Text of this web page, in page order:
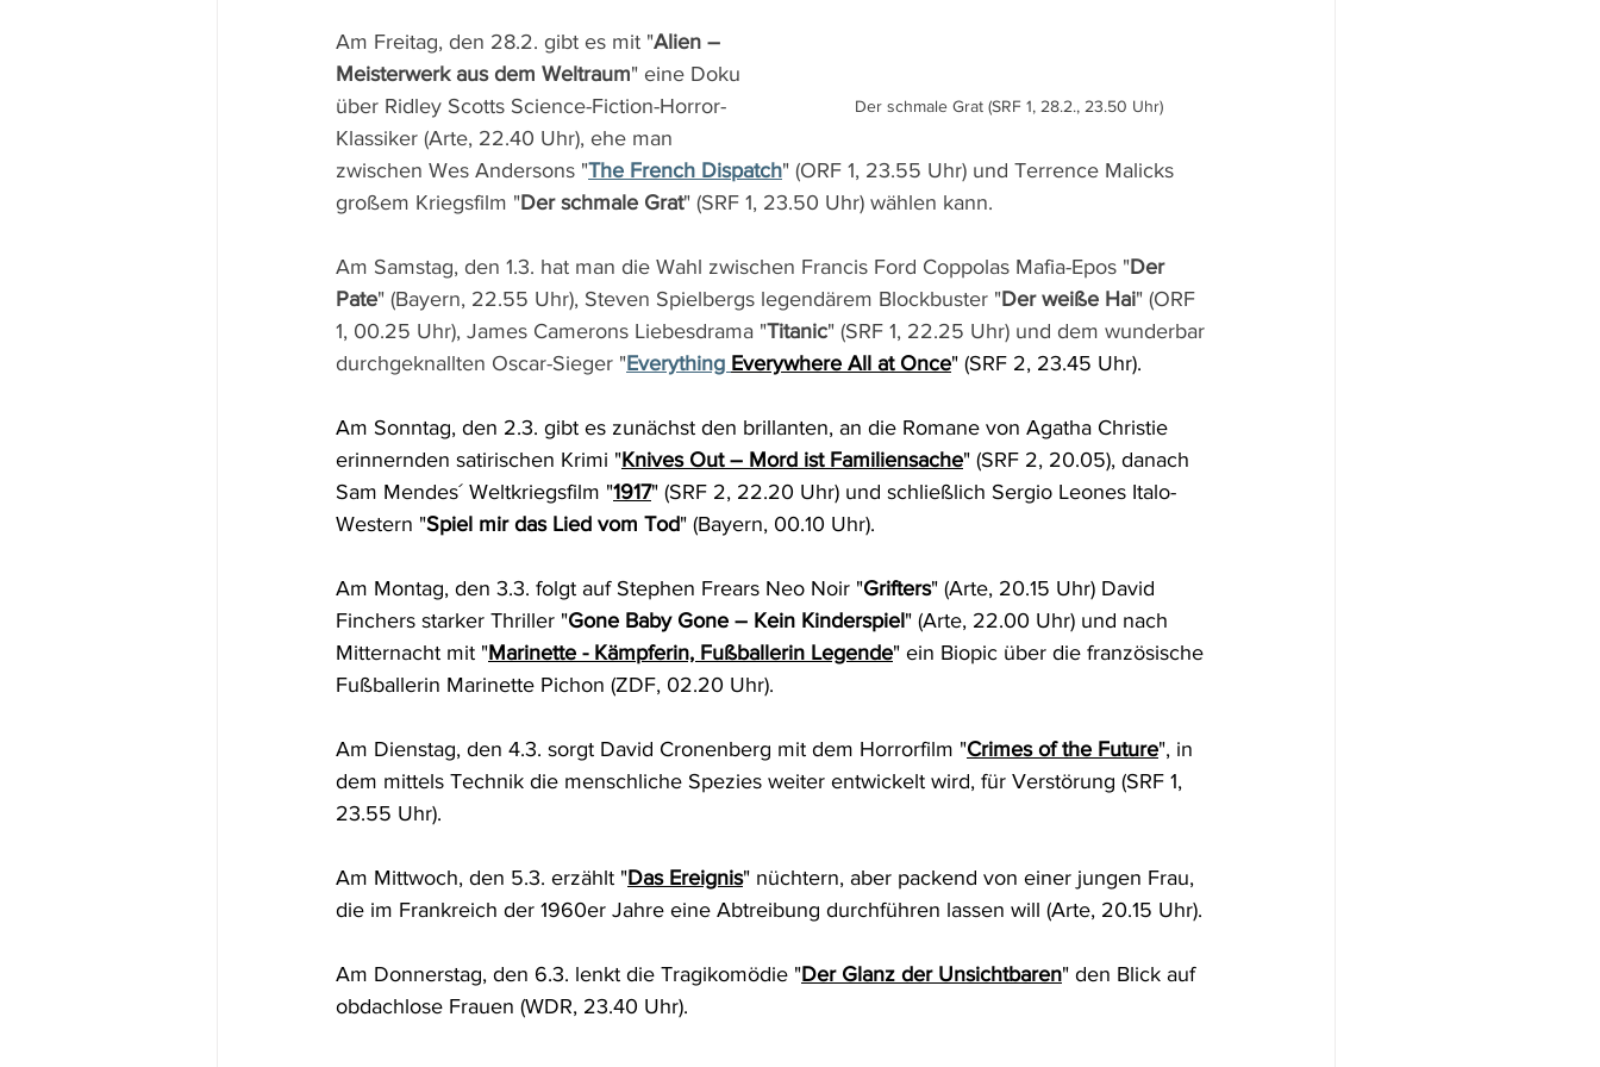
Der schmale Grat (SRF 1, 28.2., 23.50 Uhr)
Am Freitag, den 28.2. gibt es mit "Alien –
Meisterwerk aus dem Weltraum" eine Doku
über Ridley Scotts Science-Fiction-Horror-
Klassiker (Arte, 22.40 Uhr), ehe man
zwischen Wes Andersons "The French Dispatch" (ORF 1, 23.55 Uhr) und Terrence Malicks
großem Kriegsfilm "Der schmale Grat" (SRF 1, 23.50 Uhr) wählen kann.
Am Samstag, den 1.3. hat man die Wahl zwischen Francis Ford Coppolas Mafia-Epos "Der
Pate" (Bayern, 22.55 Uhr), Steven Spielbergs legendärem Blockbuster "Der weiße Hai" (ORF
1, 00.25 Uhr), James Camerons Liebesdrama "Titanic" (SRF 1, 22.25 Uhr) und dem wunderbar
durchgeknallten Oscar-Sieger "Everything Everywhere All at Once" (SRF 2, 23.45 Uhr).
Am Sonntag, den 2.3. gibt es zunächst den brillanten, an die Romane von Agatha Christie
erinnernden satirischen Krimi "Knives Out – Mord ist Familiensache" (SRF 2, 20.05), danach
Sam Mendes´ Weltkriegsfilm "1917" (SRF 2, 22.20 Uhr) und schließlich Sergio Leones Italo-
Western "Spiel mir das Lied vom Tod" (Bayern, 00.10 Uhr).
Am Montag, den 3.3. folgt auf Stephen Frears Neo Noir "Grifters" (Arte, 20.15 Uhr) David
Finchers starker Thriller "Gone Baby Gone – Kein Kinderspiel" (Arte, 22.00 Uhr) und nach
Mitternacht mit "Marinette - Kämpferin, Fußballerin Legende" ein Biopic über die französische
Fußballerin Marinette Pichon (ZDF, 02.20 Uhr).
Am Dienstag, den 4.3. sorgt David Cronenberg mit dem Horrorfilm "Crimes of the Future", in
dem mittels Technik die menschliche Spezies weiter entwickelt wird, für Verstörung (SRF 1,
23.55 Uhr).
Am Mittwoch, den 5.3. erzählt "Das Ereignis" nüchtern, aber packend von einer jungen Frau,
die im Frankreich der 1960er Jahre eine Abtreibung durchführen lassen will (Arte, 20.15 Uhr).
Am Donnerstag, den 6.3. lenkt die Tragikomödie "Der Glanz der Unsichtbaren" den Blick auf
obdachlose Frauen (WDR, 23.40 Uhr).